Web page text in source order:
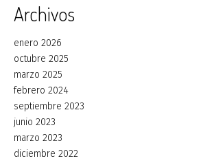
Archivos
enero 2026
octubre 2025
marzo 2025
febrero 2024
septiembre 2023
junio 2023
marzo 2023
diciembre 2022